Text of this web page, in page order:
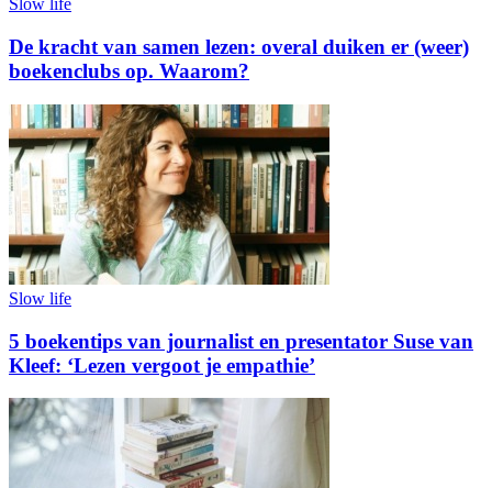
Slow life
De kracht van samen lezen: overal duiken er (weer)
boekenclubs op. Waarom?
Slow life
5 boekentips van journalist en presentator Suse van
Kleef: ‘Lezen vergoot je empathie’